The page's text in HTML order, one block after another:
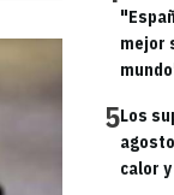
mejor
5Los
calor